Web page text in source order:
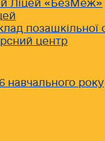
Ліцей «БезМеж»
позашкільної
центр
навчального року